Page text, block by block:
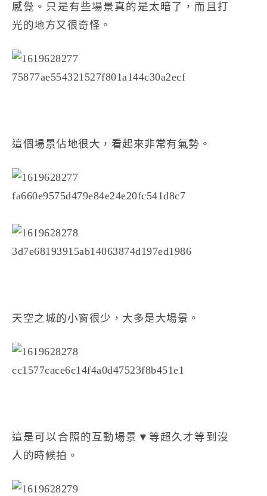
感覺。只是有些場景真的是太暗了，而且打
光的地方又很奇怪。
這個場景佔地很大，看起來非常有氣勢。
天空之城的小窗很少，大多是大場景。
這是可以合照的互動場景▼等超久才等到沒
人的時候拍。